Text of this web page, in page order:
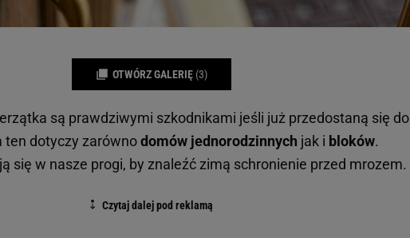
OTWÓRZ GALERIĘ (3)
są prawdziwymi szkodnikami jeśli już przedostaną się do
ten dotyczy zarównodomów jednorodzinnych jak i bloków.
się w nasze progi, by znaleźć zimą schronienie przed mrozem.